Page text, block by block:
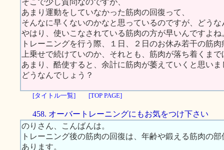
そこで少し質問なのですが、
あまり運動をしていなかった筋肉の回復って、
そんなに早くないのかなと思っているのですが、どうな
やはり、使いこなされている筋肉の方が早いんですよね
トレーニングを行う際、１日、２日のお休み若干の筋
上乗せで続けていのか、それとも、筋肉が落ち着くま
あまり、酷使すると、余計に筋肉が萎えていくと思いま
どうなんでしょう？
[タイトル一覧] [TOP PAGE]
458. オーバートレーニングにもお気をつけ下さい
のりさん、こんばんは。
トレーニング後の筋肉の回復は、年齢や鍛える筋肉の
あります。